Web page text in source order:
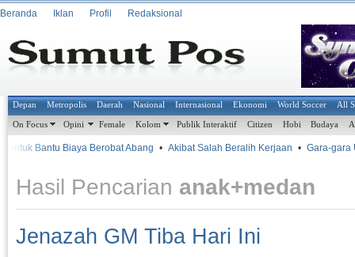
Beranda Iklan Profil Redaksional
Depan Metropolis Daerah Nasional Internasional Ekonomi World Soccer All
On Focus Opini Female Kolom Publik Interaktif Citizen Hobi Budaya
Bantu Biaya Berobat Abang • Akibat Salah Beralih Kerjaan • Gara-gara
Hasil Pencarian anak+medan
Jenazah GM Tiba Hari Ini